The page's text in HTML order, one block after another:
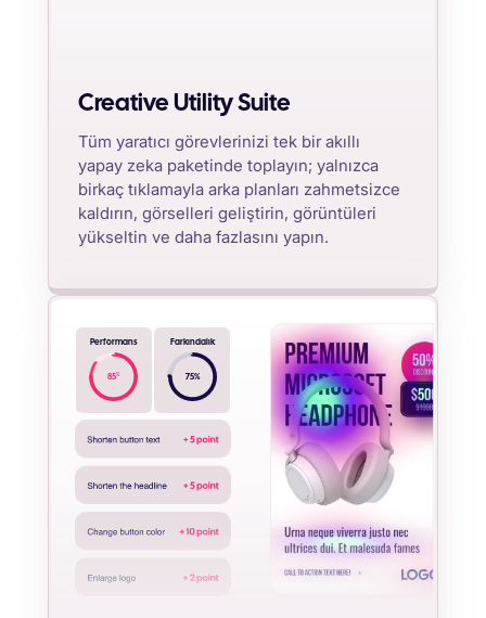
Creative Utility Suite
Tüm yaratıcı görevlerinizi tek bir akıllı
yapay zeka paketinde toplayın; yalnızca
birkaç tıklamayla arka planları zahmetsizce
kaldırın, görselleri geliştirin, görüntüleri
yükseltin ve daha fazlasını yapın.
Performans
85%
Farkındalık
75%